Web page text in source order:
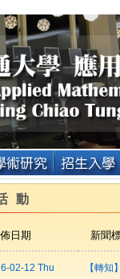
動
日期 新聞
02-12 Thu 【轉